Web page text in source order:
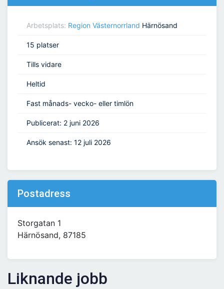
Arbetsplats: Region Västernorrland Härnösand
15 platser
Tills vidare
Heltid
Fast månads- vecko- eller timlön
Publicerat: 2 juni 2026
Ansök senast: 12 juli 2026
Postadress
Storgatan 1
Härnösand, 87185
Liknande jobb